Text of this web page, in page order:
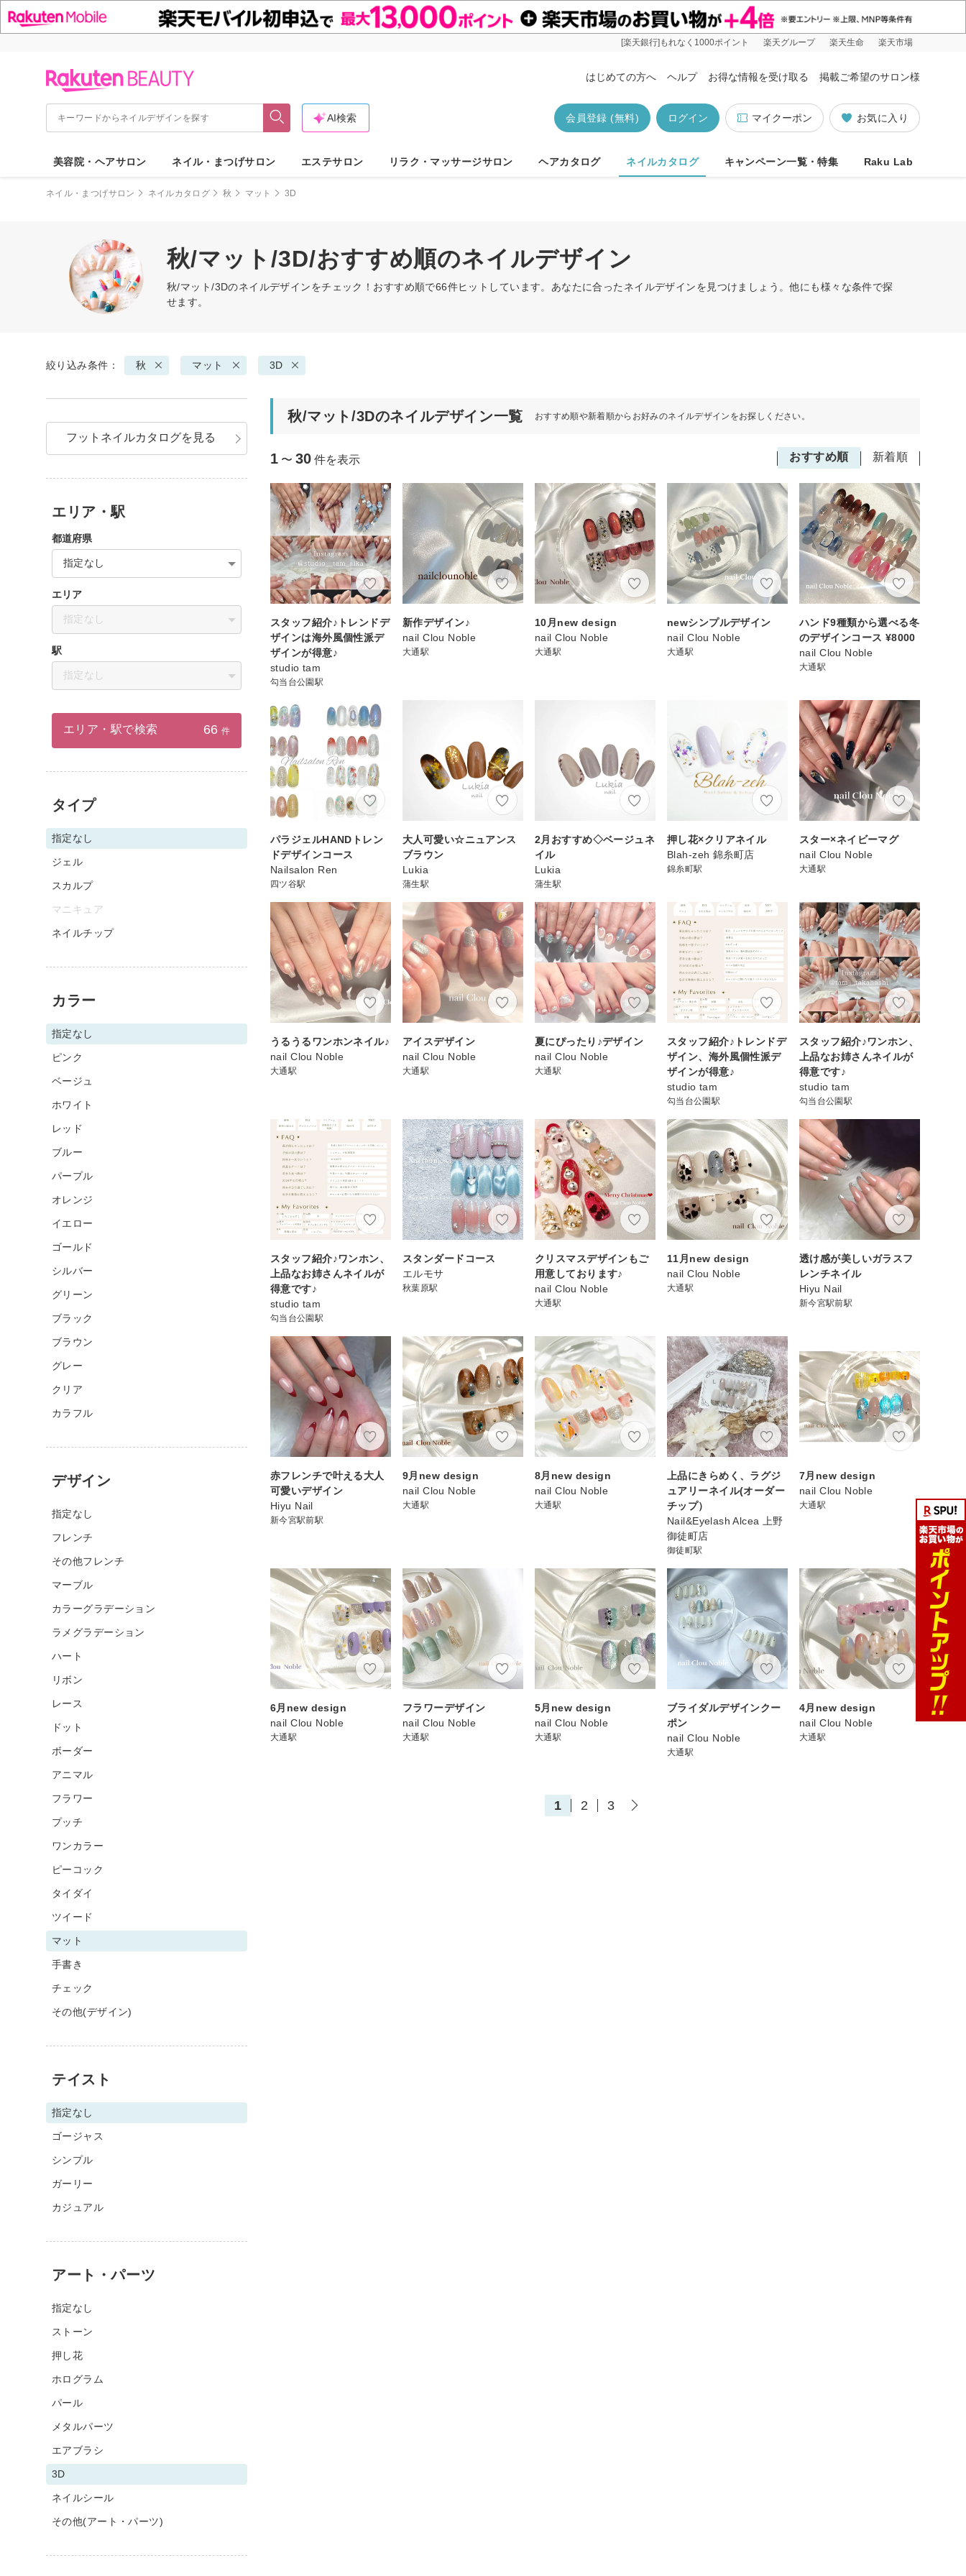
[楽天銀行]もれなく1000ポイント 楽天グループ 楽天生命 楽天市場
はじめての方へ ヘルプ お得な情報を受け取る 掲載ご希望のサロン様
お気に入り
マイクーポン
ログイン
会員登録 (無料)
AI検索
美容院・ヘアサロン ネイル・まつげサロン エステサロン リラク・マッサージサロン ヘアカタログ ネイルカタログ キャンペーン一覧・特集 Raku Lab
ネイル・まつげサロン ネイルカタログ 秋 マット 3D
秋/マット/3D/おすすめ順のネイルデザイン
秋/マット/3Dのネイルデザインをチェック！おすすめ順で66件ヒットしています。あなたに合ったネイルデザインを見つけましょう。他にも様々な条件で探
せます。
絞り込み条件： 秋 マット 3D
秋/マット/3Dのネイルデザイン一覧 おすすめ順や新着順からお好みのネイルデザインをお探しください。
おすすめ順 新着順
1 〜 30 件を表示
スタッフ紹介♪トレンドデ
ザインは海外風個性派デ
ザインが得意♪
studio tam
勾当台公園駅
新作デザイン♪
nail Clou Noble
大通駅
10月new design
nail Clou Noble
大通駅
newシンプルデザイン
nail Clou Noble
大通駅
ハンド9種類から選べる冬
のデザインコース ¥8000
nail Clou Noble
大通駅
パラジェルHANDトレン
ドデザインコース
Nailsalon Ren
四ツ谷駅
大人可愛い☆ニュアンス
ブラウン
Lukia
蒲生駅
2月おすすめ◇ベージュネ
イル
Lukia
蒲生駅
押し花×クリアネイル
Blah-zeh 錦糸町店
錦糸町駅
スター×ネイビーマグ
nail Clou Noble
大通駅
うるうるワンホンネイル♪
nail Clou Noble
大通駅
アイスデザイン
nail Clou Noble
大通駅
夏にぴったり♪デザイン
nail Clou Noble
大通駅
スタッフ紹介♪トレンドデ
ザイン、海外風個性派デ
ザインが得意♪
studio tam
勾当台公園駅
スタッフ紹介♪ワンホン、
上品なお姉さんネイルが
得意です♪
studio tam
勾当台公園駅
スタッフ紹介♪ワンホン、
上品なお姉さんネイルが
得意です♪
studio tam
勾当台公園駅
スタンダードコース
エルモサ
秋葉原駅
クリスマスデザインもご
用意しております♪
nail Clou Noble
大通駅
11月new design
nail Clou Noble
大通駅
透け感が美しいガラスフ
レンチネイル
Hiyu Nail
新今宮駅前駅
赤フレンチで叶える大人
可愛いデザイン
Hiyu Nail
新今宮駅前駅
9月new design
nail Clou Noble
大通駅
8月new design
nail Clou Noble
大通駅
上品にきらめく、ラグジ
ュアリーネイル(オーダー
チップ）
Nail&Eyelash Alcea 上野
御徒町店
御徒町駅
7月new design
nail Clou Noble
大通駅
6月new design
nail Clou Noble
大通駅
フラワーデザイン
nail Clou Noble
大通駅
5月new design
nail Clou Noble
大通駅
ブライダルデザインクー
ポン
nail Clou Noble
大通駅
4月new design
nail Clou Noble
大通駅
1 2 3
フットネイルカタログを見る
エリア・駅
都道府県
指定なし
エリア
指定なし
駅
指定なし
エリア・駅で検索 66 件
タイプ
指定なし
ジェル
スカルプ
マニキュア
ネイルチップ
カラー
指定なし
ピンク
ベージュ
ホワイト
レッド
ブルー
パープル
オレンジ
イエロー
ゴールド
シルバー
グリーン
ブラック
ブラウン
グレー
クリア
カラフル
デザイン
指定なし
フレンチ
その他フレンチ
マーブル
カラーグラデーション
ラメグラデーション
ハート
リボン
レース
ドット
ボーダー
アニマル
フラワー
プッチ
ワンカラー
ピーコック
タイダイ
ツイード
マット
手書き
チェック
その他(デザイン)
テイスト
指定なし
ゴージャス
シンプル
ガーリー
カジュアル
アート・パーツ
指定なし
ストーン
押し花
ホログラム
パール
メタルパーツ
エアブラシ
3D
ネイルシール
その他(アート・パーツ)